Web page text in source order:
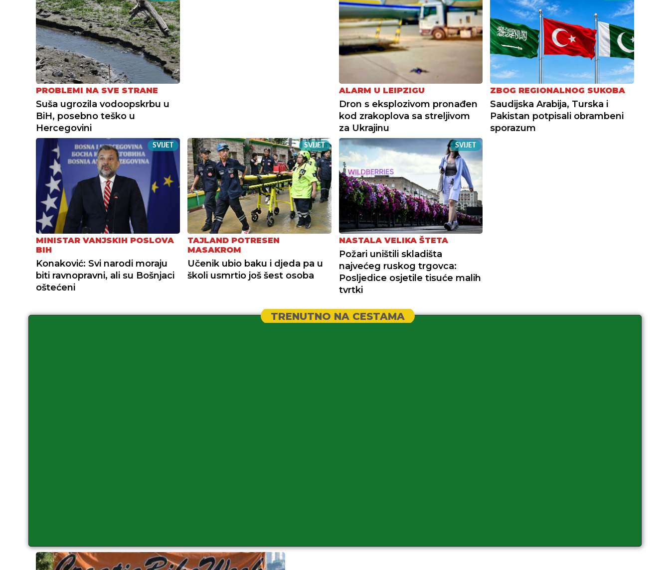
PROBLEMI NA SVE STRANE
Suša ugrozila vodoopskrbu u
BiH, posebno teško u
Hercegovini
ALARM U LEIPZIGU
Dron s eksplozivom pronađen
kod zrakoplova sa streljivom
za Ukrajinu
ZBOG REGIONALNOG SUKOBA
Saudijska Arabija, Turska i
Pakistan potpisali obrambeni
sporazum
SVIJET
MINISTAR VANJSKIH POSLOVA
BIH
Konaković: Svi narodi moraju
biti ravnopravni, ali su Bošnjaci
oštećeni
SVIJET
TAJLAND POTRESEN
MASAKROM
Učenik ubio baku i djeda pa u
školi usmrtio još šest osoba
SVIJET
NASTALA VELIKA ŠTETA
Požari uništili skladišta
najvećeg ruskog trgovca:
Posljedice osjetile tisuće malih
tvrtki
TRENUTNO NA CESTAMA